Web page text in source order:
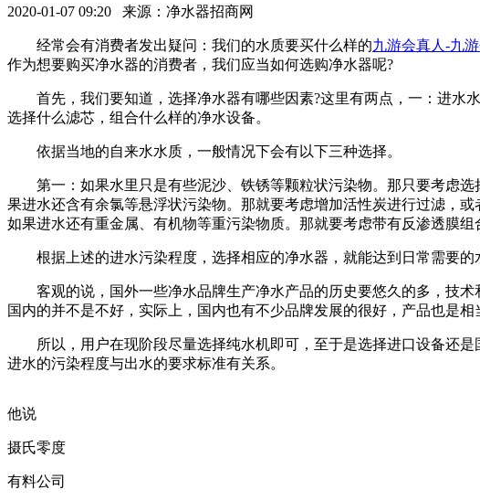
2020-01-07 09:20 来源：净水器招商网
经常会有消费者发出疑问：我们的水质要买什么样的九游会真人-九
作为想要购买净水器的消费者，我们应当如何选购净水器呢?
首先，我们要知道，选择净水器有哪些因素?这里有两点，一：进水
选择什么滤芯，组合什么样的净水设备。
依据当地的自来水水质，一般情况下会有以下三种选择。
第一：如果水里只是有些泥沙、铁锈等颗粒状污染物。那只要考虑选
果进水还含有余氯等悬浮状污染物。那就要考虑增加活性炭进行过滤，
如果进水还有重金属、有机物等重污染物质。那就要考虑带有反渗透膜
根据上述的进水污染程度，选择相应的净水器，就能达到日常需要的
客观的说，国外一些净水品牌生产净水产品的历史要悠久的多，技术
国内的并不是不好，实际上，国内也有不少品牌发展的很好，产品也是
所以，用户在现阶段尽量选择纯水机即可，至于是选择进口设备还是
进水的污染程度与出水的要求标准有关系。
他说
摄氏零度
有料公司